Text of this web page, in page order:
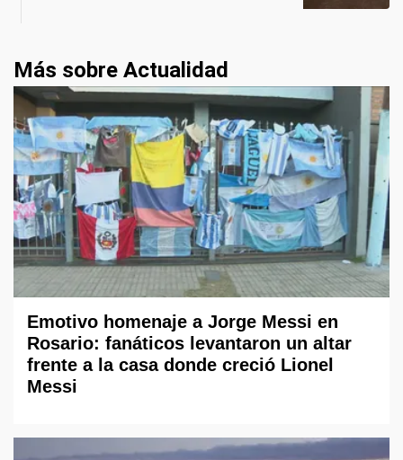
Más sobre Actualidad
Emotivo homenaje a Jorge Messi en
Rosario: fanáticos levantaron un altar
frente a la casa donde creció Lionel
Messi